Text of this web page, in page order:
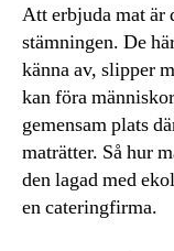
Att erbjuda mat är
stämningen. De
känna av, slipper
kan föra
gemensam plats
maträtter. Så hur
den lagad med
en cateringfirma.